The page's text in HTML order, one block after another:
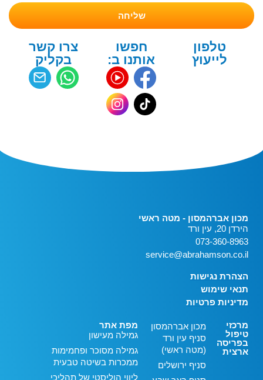
שליחה
טלפון
לייעוץ
חפשו
אותנו ב:
צרו קשר
בקליק
מכון אברהמסון - מטה ראשי
הירדן 20, עין ורד
073-360-8963
service@abrahamson.co.il
הצהרת נגישות
תנאי שימוש
מדיניות פרטיות
מרכזי
טיפול
בפריסה
ארצית
מכון אברהמסון
סניף עין ורד
(מטה ראשי)
סניף ירושלים
מפת אתר
גמילה מעישון
גמילה מסוכר ופחמימות
ממכרות בשיטה טבעית
ליווי הוליסטי של תהליכי